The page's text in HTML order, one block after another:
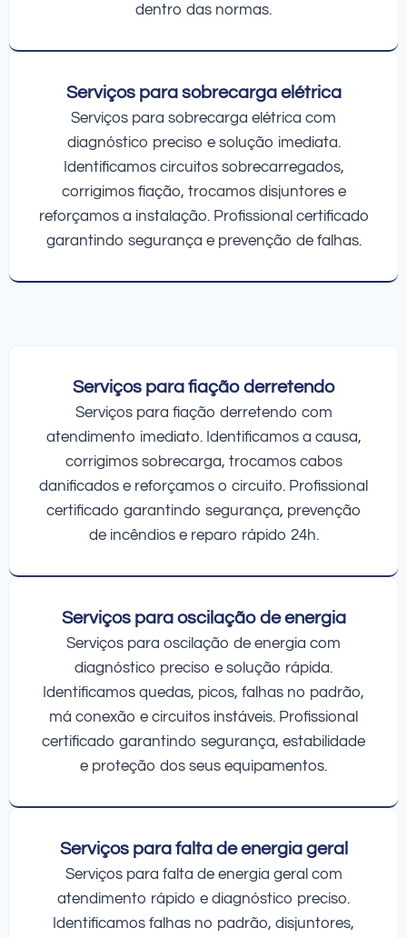
dentro das normas.
Serviços para sobrecarga elétrica
Serviços para sobrecarga elétrica com
diagnóstico preciso e solução imediata.
Identificamos circuitos sobrecarregados,
corrigimos fiação, trocamos disjuntores e
reforçamos a instalação. Profissional certificado
garantindo segurança e prevenção de falhas.
Serviços para fiação derretendo
Serviços para fiação derretendo com
atendimento imediato. Identificamos a causa,
corrigimos sobrecarga, trocamos cabos
danificados e reforçamos o circuito. Profissional
certificado garantindo segurança, prevenção
de incêndios e reparo rápido 24h.
Serviços para oscilação de energia
Serviços para oscilação de energia com
diagnóstico preciso e solução rápida.
Identificamos quedas, picos, falhas no padrão,
má conexão e circuitos instáveis. Profissional
certificado garantindo segurança, estabilidade
e proteção dos seus equipamentos.
Serviços para falta de energia geral
Serviços para falta de energia geral com
atendimento rápido e diagnóstico preciso.
Identificamos falhas no padrão, disjuntores,